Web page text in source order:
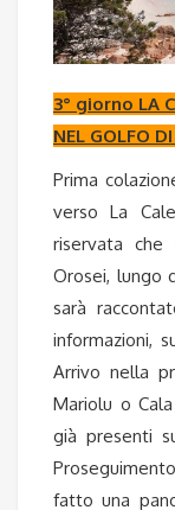
3° giorno LA
NEL GOLFO
Prima
verso La
riservata che
Orosei, lungo
sarà
informazioni,
Arrivo nella
Mariolu o
già presenti
fatto una